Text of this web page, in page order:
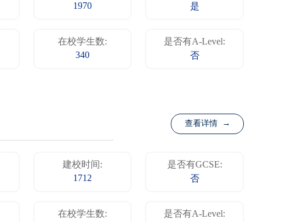
1970
是
在校学生数:
340
是否有A-Level:
否
查看详情 →
建校时间:
1712
是否有GCSE:
否
在校学生数:
是否有A-Level: